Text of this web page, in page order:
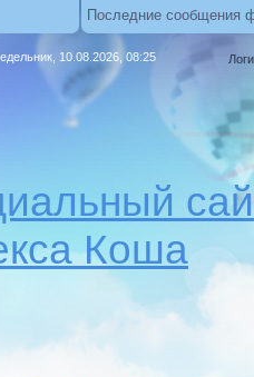
Последние сообщения
10.08.2026, 08:25
Коша